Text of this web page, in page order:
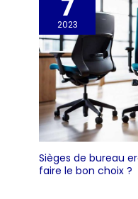
2023
Sièges de bureau
faire le bon choix ?